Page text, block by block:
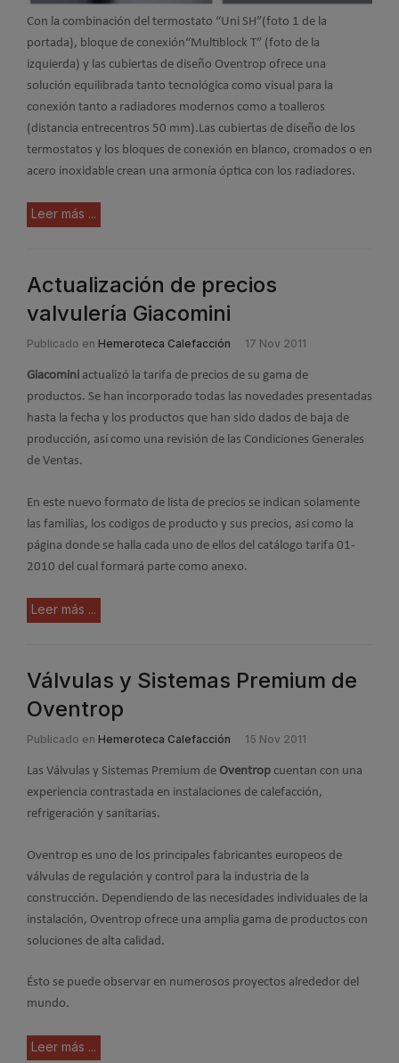
Con la combinación del termostato “Uni SH”(foto 1 de la
portada), bloque de conexión“Multiblock T” (foto de la
izquierda) y las cubiertas de diseño Oventrop ofrece una
solución equilibrada tanto tecnológica como visual para la
conexión tanto a radiadores modernos como a toalleros
(distancia entrecentros 50 mm).Las cubiertas de diseño de los
termostatos y los bloques de conexión en blanco, cromados o en
acero inoxidable crean una armonía óptica con los radiadores.
Leer más ...
Actualización de precios
valvulería Giacomini
Publicado en Hemeroteca Calefacción 17 Nov 2011
Giacomini actualizó la tarifa de precios de su gama de
productos. Se han incorporado todas las novedades presentadas
hasta la fecha y los productos que han sido dados de baja de
producción, así como una revisión de las Condiciones Generales
de Ventas.
En este nuevo formato de lista de precios se indican solamente
las familias, los codigos de producto y sus precios, asi como la
página donde se halla cada uno de ellos del catálogo tarifa 01-
2010 del cual formará parte como anexo.
Leer más ...
Válvulas y Sistemas Premium de
Oventrop
Publicado en Hemeroteca Calefacción 15 Nov 2011
Las Válvulas y Sistemas Premium de Oventrop cuentan con una
experiencia contrastada en instalaciones de calefacción,
refrigeración y sanitarias.
Oventrop es uno de los principales fabricantes europeos de
válvulas de regulación y control para la industria de la
construcción. Dependiendo de las necesidades individuales de la
instalación, Oventrop ofrece una amplia gama de productos con
soluciones de alta calidad.
Ésto se puede observar en numerosos proyectos alrededor del
mundo.
Leer más ...